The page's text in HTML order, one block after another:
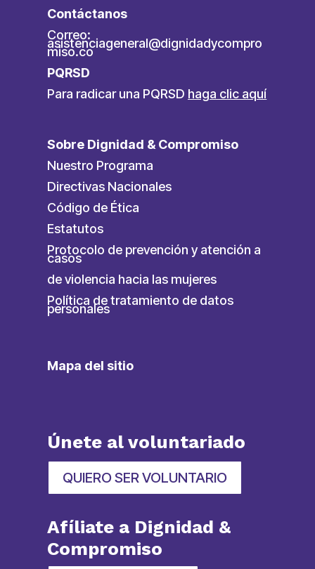
Contáctanos
Correo:
asistenciageneral@dignidadycompro
miso.co
PQRSD
Para radicar una PQRSD haga clic aquí
Sobre Dignidad & Compromiso
Nuestro Programa
Directivas Nacionales
Código de Ética
Estatutos
Protocolo de prevención y atención a
casos
de violencia hacia las mujeres
Política de tratamiento de datos
personales
Mapa del sitio
Únete al voluntariado
QUIERO SER VOLUNTARIO
Afíliate a Dignidad &
Compromiso